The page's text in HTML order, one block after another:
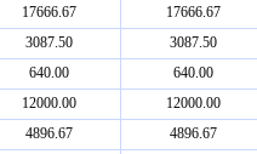
17666.67
17666.67
3087.50
3087.50
640.00
640.00
12000.00
12000.00
4896.67
4896.67